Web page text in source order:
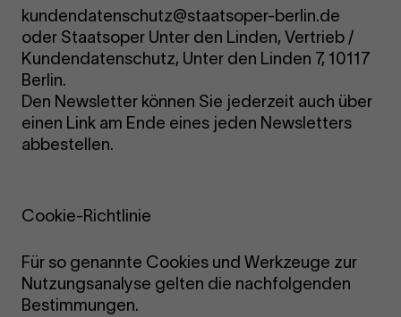
kundendatenschutz@staatsoper-berlin.de
oder Staatsoper Unter den Linden, Vertrieb /
Kundendatenschutz, Unter den Linden 7, 10117
Berlin.
Den Newsletter können Sie jederzeit auch über
einen Link am Ende eines jeden Newsletters
abbestellen.
Cookie-Richtlinie
Für so genannte Cookies und Werkzeuge zur
Nutzungsanalyse gelten die nachfolgenden
Bestimmungen.